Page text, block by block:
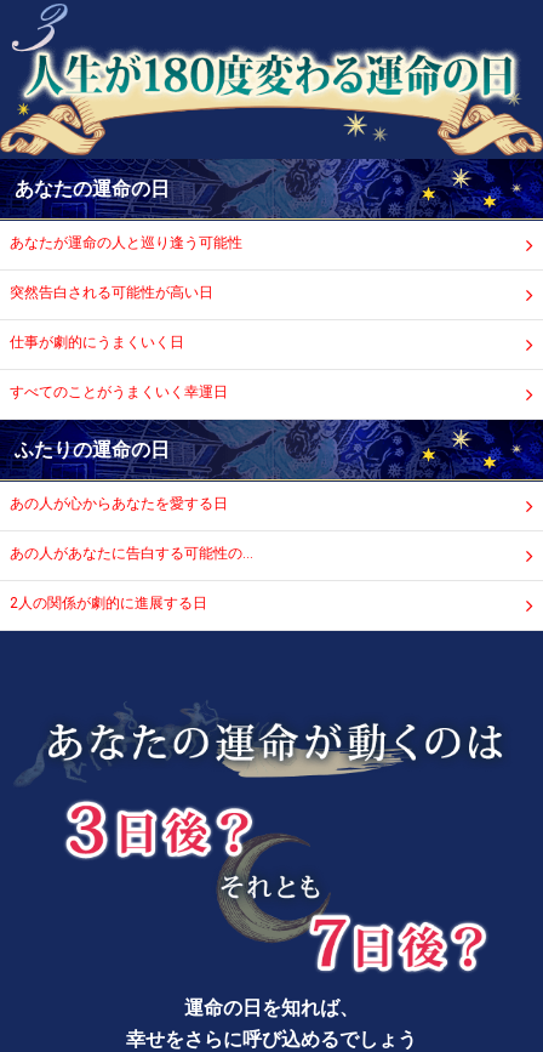
あなたの運命の日
あなたが運命の人と巡り逢う可能性
突然告白される可能性が高い日
仕事が劇的にうまくいく日
すべてのことがうまくいく幸運日
ふたりの運命の日
あの人が心からあなたを愛する日
あの人があなたに告白する可能性の…
2人の関係が劇的に進展する日
運命の日を知れば、
幸せをさらに呼び込めるでしょう